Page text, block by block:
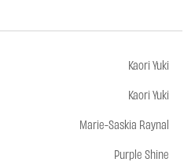
Kaori Yuki
Kaori Yuki
Marie-Saskia Raynal
Purple Shine